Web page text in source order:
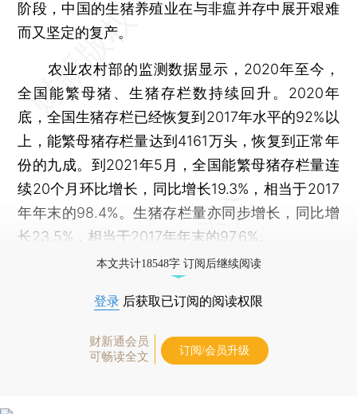
阶段，中国的生猪养殖业在与非瘟并存中展开艰难
而又坚定的复产。
农业农村部的监测数据显示，2020年至今，
全国能繁母猪、生猪存栏数持续回升。2020年
底，全国生猪存栏已经恢复到2017年水平的92%以
上，能繁母猪存栏量达到4161万头，恢复到正常年
份的九成。到2021年5月，全国能繁母猪存栏量连
续20个月环比增长，同比增长19.3%，相当于2017
年年末的98.4%。生猪存栏量亦同步增长，同比增
长23.5%，相当于2017年年末的97.6%。
本文共计18548字 订阅后继续阅读
登录 后获取已订阅的阅读权限
财新通会员
可畅读全文
订阅/会员升级